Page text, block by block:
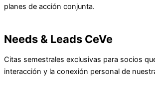
planes de acción conjunta.
Needs & Leads CeVe
Citas semestrales exclusivas para socios
interacción y la conexión personal de